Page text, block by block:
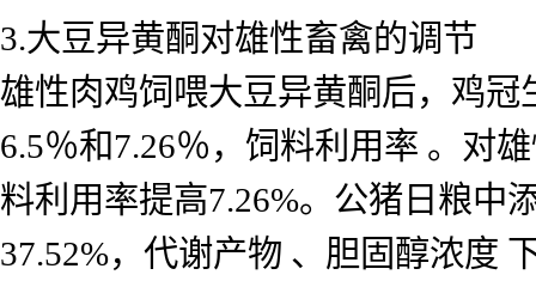
3.大豆异黄酮对雄性畜禽的调节
雄性肉鸡饲喂大豆异黄酮后，鸡
6.5％和7.26％，饲料利用率 。对
料利用率提高7.26%。公猪日粮中
37.52%，代谢产物 、胆固醇浓度